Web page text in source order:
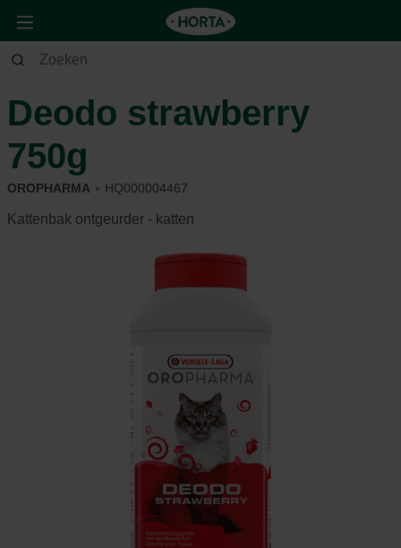
Dier Kat
Deodo strawberry
750g
OROPHARMA HQ000004467
Kattenbak ontgeurder - katten